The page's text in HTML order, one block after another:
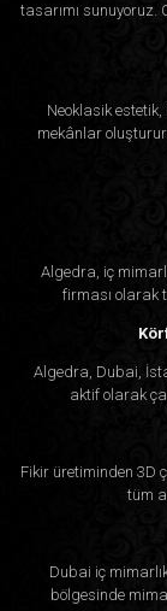
tasarımı sunuyoruz.
Neoklasik
mekânlar
Algedra, iç
firması olarak
Algedra, Dubai,
aktif olarak
Fikir üretiminden 3D
tüm
Dubai iç
bölgesinde